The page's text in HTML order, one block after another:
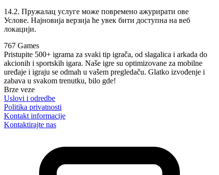
14.2. Пружалац услуге може повремено ажурирати ове
Услове. Најновија верзија ће увек бити доступна на веб
локацији.
767 Games
Pristupite 500+ igrama za svaki tip igrača, od slagalica i arkada do
akcionih i sportskih igara. Naše igre su optimizovane za mobilne
uređaje i igraju se odmah u vašem pregledaču. Glatko izvođenje i
zabava u svakom trenutku, bilo gde!
Brze veze
Uslovi i odredbe
Politika privatnosti
Kontakt informacije
Kontaktirajte nas